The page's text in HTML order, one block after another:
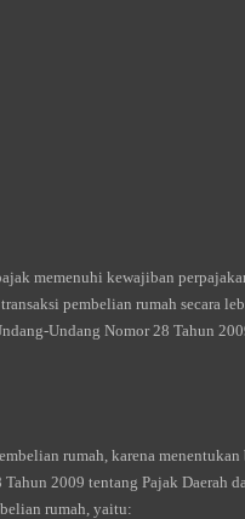
memenuhi kewajiban
pembelian rumah secara
Undang Nomor 28 Tahun
rumah, karena menentukan
2009 tentang Pajak Daerah
rumah, yaitu: